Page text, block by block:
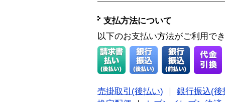
支払方法について
以下のお支払い方法がご利用で
売掛取引(後払い)
銀行振込(後